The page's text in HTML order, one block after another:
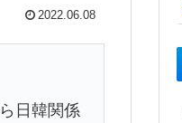
2022.06.08
日韓関係